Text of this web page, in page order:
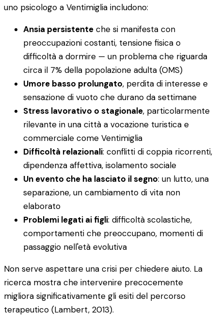
uno psicologo a Ventimiglia includono:
Ansia persistente che si manifesta con
preoccupazioni costanti, tensione fisica o
difficoltà a dormire — un problema che riguarda
circa il 7% della popolazione adulta (OMS)
Umore basso prolungato, perdita di interesse e
sensazione di vuoto che durano da settimane
Stress lavorativo o stagionale, particolarmente
rilevante in una città a vocazione turistica e
commerciale come Ventimiglia
Difficoltà relazionali: conflitti di coppia ricorrenti,
dipendenza affettiva, isolamento sociale
Un evento che ha lasciato il segno: un lutto, una
separazione, un cambiamento di vita non
elaborato
Problemi legati ai figli: difficoltà scolastiche,
comportamenti che preoccupano, momenti di
passaggio nell'età evolutiva
Non serve aspettare una crisi per chiedere aiuto. La
ricerca mostra che intervenire precocemente
migliora significativamente gli esiti del percorso
terapeutico (Lambert, 2013).